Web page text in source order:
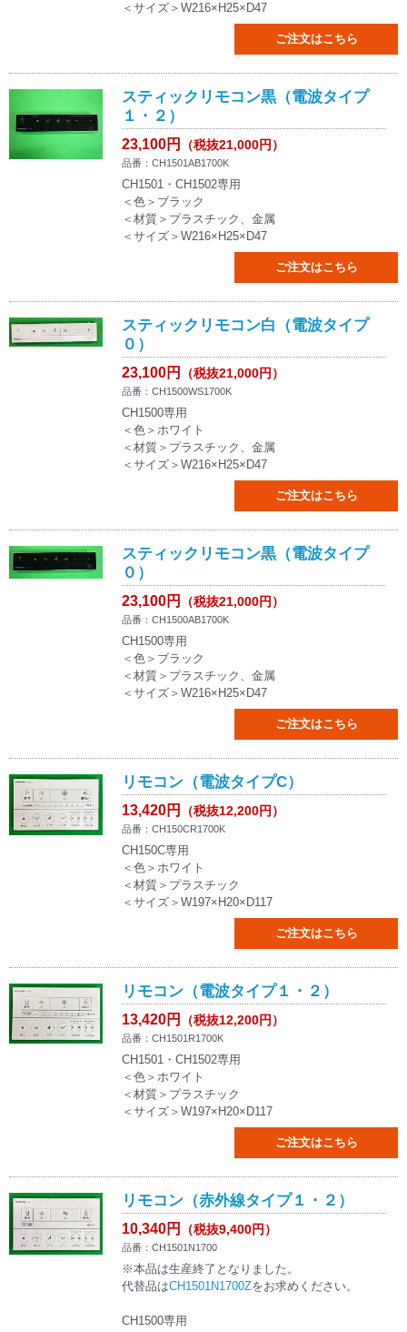
＜サイズ＞W216×H25×D47
ご注文はこちら
スティックリモコン黒（電波タイプ
１・２）
23,100円 （税抜21,000円）
品番：CH1501AB1700K
CH1501・CH1502専用
＜色＞ブラック
＜材質＞プラスチック、金属
＜サイズ＞W216×H25×D47
ご注文はこちら
スティックリモコン白（電波タイプ
０）
23,100円 （税抜21,000円）
品番：CH1500WS1700K
CH1500専用
＜色＞ホワイト
＜材質＞プラスチック、金属
＜サイズ＞W216×H25×D47
ご注文はこちら
スティックリモコン黒（電波タイプ
０）
23,100円 （税抜21,000円）
品番：CH1500AB1700K
CH1500専用
＜色＞ブラック
＜材質＞プラスチック、金属
＜サイズ＞W216×H25×D47
ご注文はこちら
リモコン（電波タイプC）
13,420円 （税抜12,200円）
品番：CH150CR1700K
CH150C専用
＜色＞ホワイト
＜材質＞プラスチック
＜サイズ＞W197×H20×D117
ご注文はこちら
リモコン（電波タイプ１・２）
13,420円 （税抜12,200円）
品番：CH1501R1700K
CH1501・CH1502専用
＜色＞ホワイト
＜材質＞プラスチック
＜サイズ＞W197×H20×D117
ご注文はこちら
リモコン（赤外線タイプ１・２）
10,340円 （税抜9,400円）
品番：CH1501N1700
※本品は生産終了となりました。
代替品はCH1501N1700Zをお求めください。
CH1500専用